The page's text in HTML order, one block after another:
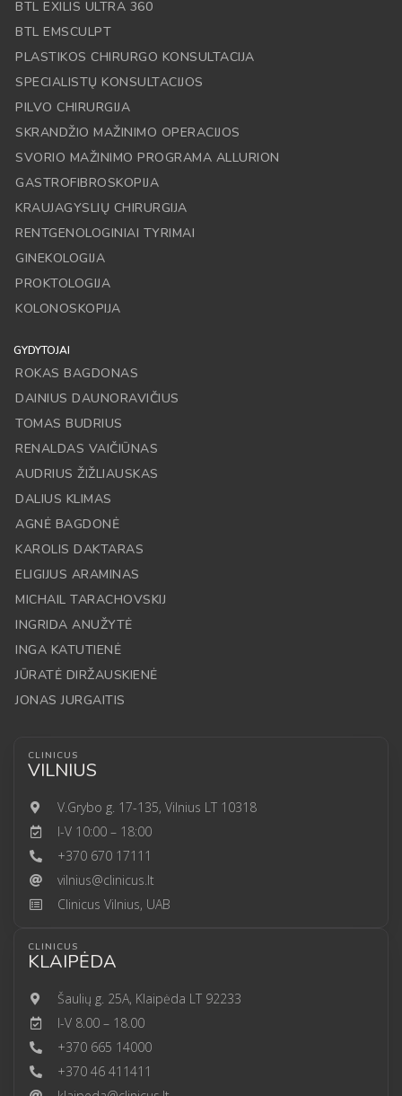
BTL EXILIS ULTRA 360
BTL EMSCULPT
PLASTIKOS CHIRURGO KONSULTACIJA
SPECIALISTŲ KONSULTACIJOS
PILVO CHIRURGIJA
SKRANDŽIO MAŽINIMO OPERACIJOS
SVORIO MAŽINIMO PROGRAMA ALLURION
GASTROFIBROSKOPIJA
KRAUJAGYSLIŲ CHIRURGIJA
RENTGENOLOGINIAI TYRIMAI
GINEKOLOGIJA
PROKTOLOGIJA
KOLONOSKOPIJA
GYDYTOJAI
ROKAS BAGDONAS
DAINIUS DAUNORAVIČIUS
TOMAS BUDRIUS
RENALDAS VAIČIŪNAS
AUDRIUS ŽIŽLIAUSKAS
DALIUS KLIMAS
AGNĖ BAGDONĖ
KAROLIS DAKTARAS
ELIGIJUS ARAMINAS
MICHAIL TARACHOVSKIJ
INGRIDA ANUŽYTĖ
INGA KATUTIENĖ
JŪRATĖ DIRŽAUSKIENĖ
JONAS JURGAITIS
CLINICUS
VILNIUS
V.Grybo g. 17-135, Vilnius LT 10318
I-V 10:00 – 18:00
+370 670 17111
vilnius@clinicus.lt
Clinicus Vilnius, UAB
CLINICUS
KLAIPĖDA
Šaulių g. 25A, Klaipėda LT 92233
I-V 8.00 – 18.00
+370 665 14000
+370 46 411411